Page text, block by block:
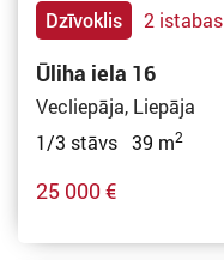
Dzīvoklis 2 istabas
Ūliha iela 16
Vecliepāja, Liepāja
1/3 stāvs 39 m2
25 000 €